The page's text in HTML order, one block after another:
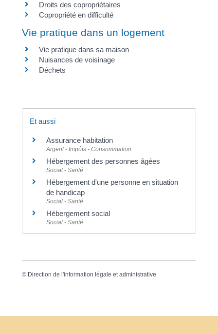
Droits des copropriétaires
Copropriété en difficulté
Vie pratique dans un logement
Vie pratique dans sa maison
Nuisances de voisinage
Déchets
Et aussi
Assurance habitation
Argent - Impôts - Consommation
Hébergement des personnes âgées
Social - Santé
Hébergement d'une personne en situation
de handicap
Social - Santé
Hébergement social
Social - Santé
© Direction de l'information légale et administrative